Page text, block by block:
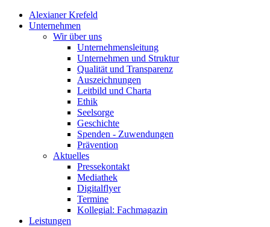
Alexianer Krefeld
Unternehmen
Wir über uns
Unternehmensleitung
Unternehmen und Struktur
Qualität und Transparenz
Auszeichnungen
Leitbild und Charta
Ethik
Seelsorge
Geschichte
Spenden - Zuwendungen
Prävention
Aktuelles
Pressekontakt
Mediathek
Digitalflyer
Termine
Kollegial: Fachmagazin
Leistungen